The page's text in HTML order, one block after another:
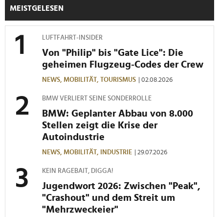
MEISTGELESEN
LUFTFAHRT-INSIDER
Von "Philip" bis "Gate Lice": Die
geheimen Flugzeug-Codes der Crew
NEWS, MOBILITÄT, TOURISMUS | 02.08.2026
BMW VERLIERT SEINE SONDERROLLE
BMW: Geplanter Abbau von 8.000
Stellen zeigt die Krise der
Autoindustrie
NEWS, MOBILITÄT, INDUSTRIE | 29.07.2026
KEIN RAGEBAIT, DIGGA!
Jugendwort 2026: Zwischen "Peak",
"Crashout" und dem Streit um
"Mehrzweckeier"